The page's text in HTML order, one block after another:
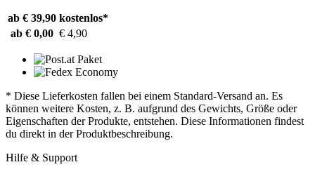
ab € 39,90 kostenlos*
ab € 0,00 € 4,90
* Diese Lieferkosten fallen bei einem Standard-Versand an. Es
können weitere Kosten, z. B. aufgrund des Gewichts, Größe oder
Eigenschaften der Produkte, entstehen. Diese Informationen findest
du direkt in der Produktbeschreibung.
Hilfe & Support